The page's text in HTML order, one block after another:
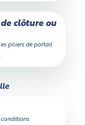
clôture ou
piliers de portail
conditions